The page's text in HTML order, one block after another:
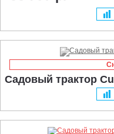
Садовый трактор